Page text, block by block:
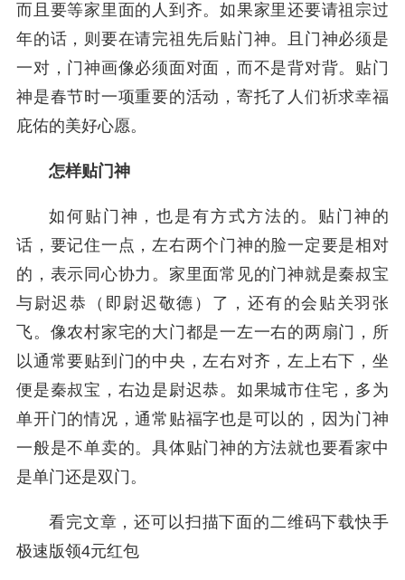
而且要等家里面的人到齐。如果家里还要请祖宗过
年的话，则要在请完祖先后贴门神。且门神必须是
一对，门神画像必须面对面，而不是背对背。贴门
神是春节时一项重要的活动，寄托了人们祈求幸福
庇佑的美好心愿。
怎样贴门神
如何贴门神，也是有方式方法的。贴门神的
话，要记住一点，左右两个门神的脸一定要是相对
的，表示同心协力。家里面常见的门神就是秦叔宝
与尉迟恭（即尉迟敬德）了，还有的会贴关羽张
飞。像农村家宅的大门都是一左一右的两扇门，所
以通常要贴到门的中央，左右对齐，左上右下，坐
便是秦叔宝，右边是尉迟恭。如果城市住宅，多为
单开门的情况，通常贴福字也是可以的，因为门神
一般是不单卖的。具体贴门神的方法就也要看家中
是单门还是双门。
看完文章，还可以扫描下面的二维码下载快手
极速版领4元红包